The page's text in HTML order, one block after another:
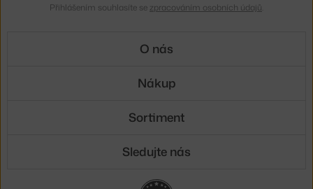
Přihlášením souhlasíte se zpracováním osobních údajů
O nás
Nákup
Sortiment
Sledujte nás